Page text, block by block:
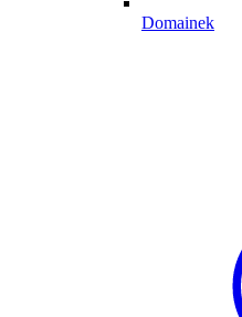
Domainek